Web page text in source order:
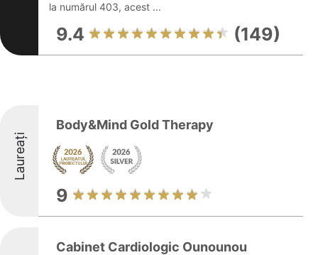
la numărul 403, acest ...
9.4 (149)
Laureați
Body&Mind Gold Therapy
9
Cabinet Cardiologic Ounounou